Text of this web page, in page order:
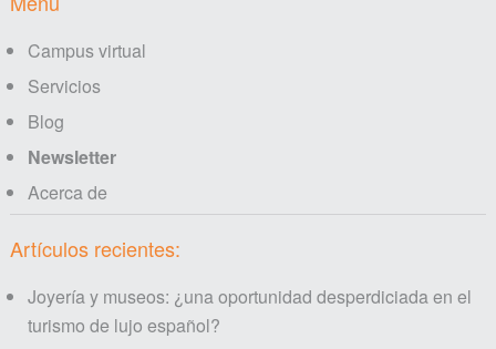
Campus virtual
Servicios
Blog
Newsletter
Acerca de
Artículos recientes:
Joyería y museos: ¿una oportunidad desperdiciada en el
turismo de lujo español?